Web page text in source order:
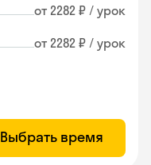
от 2282 ₽ / урок
от 2282 ₽ / урок
Выбрать время